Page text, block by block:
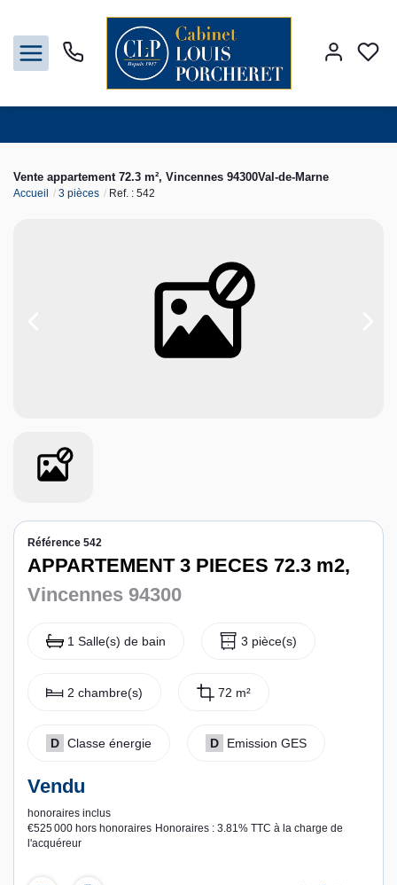
Louer
Espace personnel
Vente appartement 72.3 m², Vincennes 94300Val-de-Marne
Accueil 3 pièces Ref. : 542
Référence 542
APPARTEMENT 3 PIECES 72.3 m2,
Vincennes 94300
1 Salle(s) de bain 3 pièce(s)
2 chambre(s) 72 m²
D Classe énergie D Emission GES
Vendu
honoraires inclus
€525 000 hors honoraires Honoraires : 3.81% TTC à la charge de
l'acquéreur